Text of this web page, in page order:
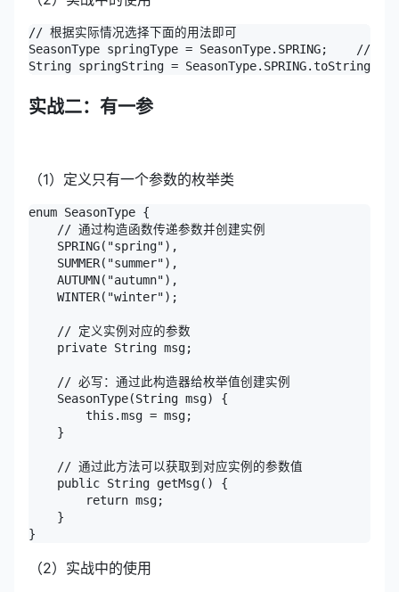
// 根据实际情况选择下面的用法即可
SeasonType springType = SeasonType.SPRING;    // 输
String springString = SeasonType.SPRING.toString();
实战二：有一参
（1）定义只有一个参数的枚举类
enum SeasonType {
    // 通过构造函数传递参数并创建实例
    SPRING("spring"),
    SUMMER("summer"),
    AUTUMN("autumn"),
    WINTER("winter");
    // 定义实例对应的参数
    private String msg;
    // 必写：通过此构造器给枚举值创建实例
    SeasonType(String msg) {
        this.msg = msg;
    }
    // 通过此方法可以获取到对应实例的参数值
    public String getMsg() {
        return msg;
    }
}
（2）实战中的使用